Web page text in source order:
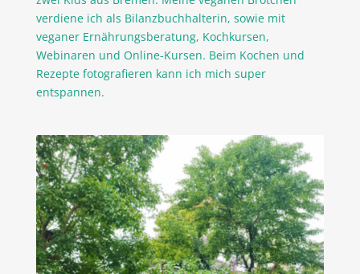
verdiene ich als Bilanzbuchhalterin, sowie mit
veganer Ernährungsberatung, Kochkursen,
Webinaren und Online-Kursen. Beim Kochen und
Rezepte fotografieren kann ich mich super
entspannen.